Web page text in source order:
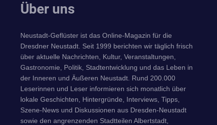
Über uns
Neustadt-Geflüster ist das Online-Magazin für die
Dresdner Neustadt. Seit 1999 berichten wir täglich frisch
über aktuelle Nachrichten, Kultur, Veranstaltungen,
Gastronomie, Politik, Stadtentwicklung und das Leben in
der Inneren und Äußeren Neustadt. Rund 200.000
Leserinnen und Leser informieren sich monatlich über
lokale Geschichten, Hintergründe, Interviews, Tipps,
Szene-News und Diskussionen aus Dresden-Neustadt
sowie den angrenzenden Stadtteilen Albertstadt,